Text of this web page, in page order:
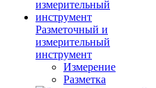
Разметочный и
измерительный
инструмент
Измерение
Разметка